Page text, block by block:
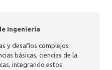
Ingeniería
y desafíos complejos
básicas, ciencias de la
integrando estos